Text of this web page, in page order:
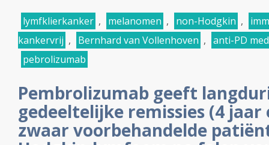
lymfklierkanker , melanomen , non-Hodgkin ,
kankervrij , Bernhard van Vollenhoven , anti-PD
pebrolizumab
Pembrolizumab geeft
gedeeltelijke remissies (4
zwaar voorbehandelde